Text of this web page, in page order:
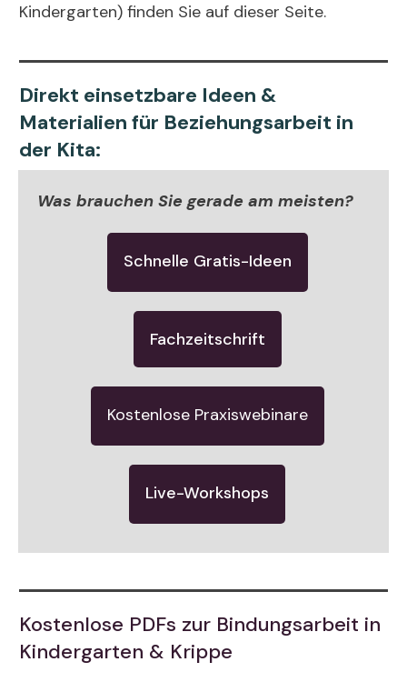
Kindergarten) finden Sie auf dieser Seite.
Direkt einsetzbare Ideen &
Materialien für Beziehungsarbeit in
der Kita:
Was brauchen Sie gerade am meisten?
Schnelle Gratis-Ideen
Fachzeitschrift
Kostenlose Praxiswebinare
Live-Workshops
Kostenlose PDFs zur Bindungsarbeit in
Kindergarten & Krippe